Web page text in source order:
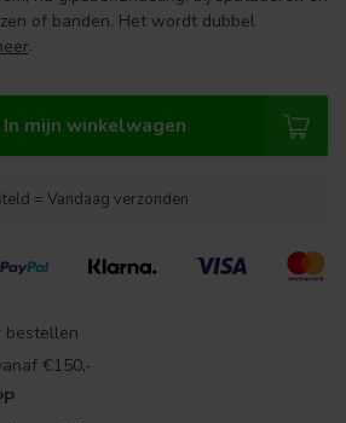
of banden. Het wordt dubbel
.
In mijn winkelwagen
= Vandaag verzonden
bestellen
€150,-